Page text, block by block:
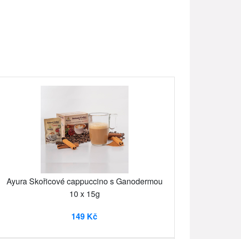
Ayura Skořicové cappuccino s Ganodermou
10 x 15g
149 Kč